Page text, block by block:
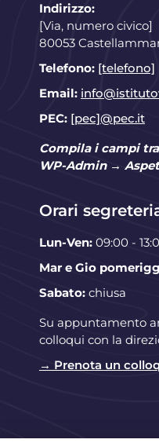
Indirizzo:
[Via, numero civico]
80053
Telefono: [telefono]
Email:
PEC: [pec]@pec.it
Compila i campi
WP-Admin →
Orari
Lun-Ven: 09:00 -
Mar e Gio
Sabato: chiusa
Su appuntamento
colloqui con la
→ Prenota un